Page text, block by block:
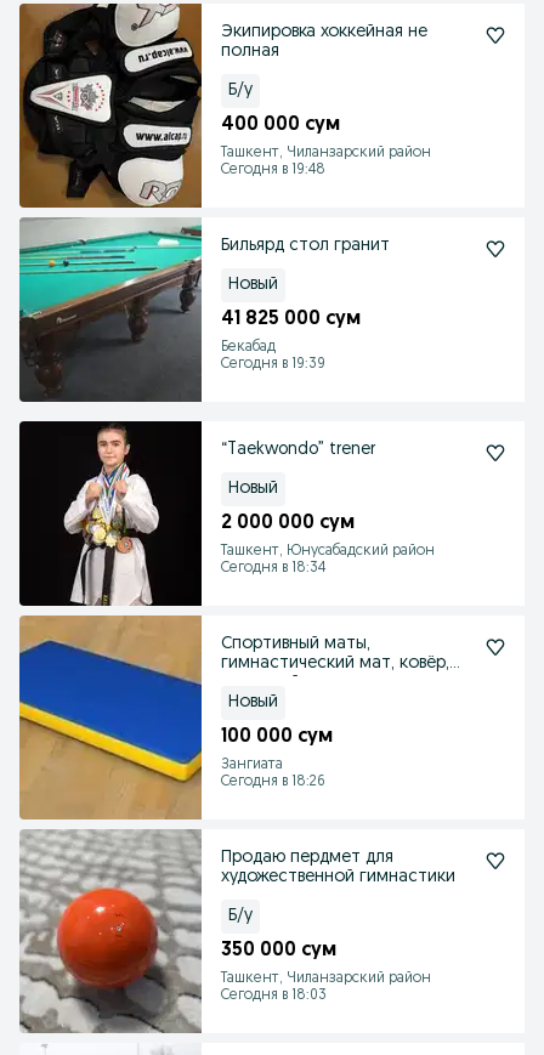
Экипировка хоккейная не
полная
Б/у
400 000 сум
Ташкент, Чиланзарский район
Сегодня в 19:48
Бильярд стол гранит
Новый
41 825 000 сум
Бекабад
Сегодня в 19:39
“Taekwondo” trener
Новый
2 000 000 сум
Ташкент, Юнусабадский район
Сегодня в 18:34
Спортивный маты,
гимнастический мат, ковёр,
Новый
100 000 сум
Зангиата
Сегодня в 18:26
Продаю пердмет для
художественной гимнастики
Б/у
350 000 сум
Ташкент, Чиланзарский район
Сегодня в 18:03